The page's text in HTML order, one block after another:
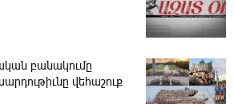
բանակումը
վեհաշուք